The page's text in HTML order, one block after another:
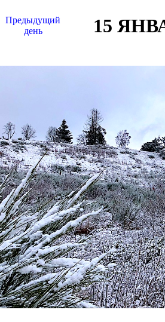
Предыдущий
день
15